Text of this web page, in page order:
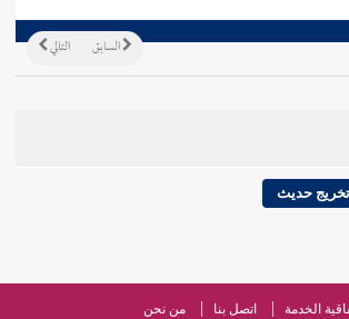
التالي السابق
تخريج حديث
الخدمة اتصل بنا من نحن